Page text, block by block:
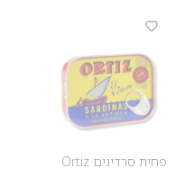
פחית סרדינים Ortiz